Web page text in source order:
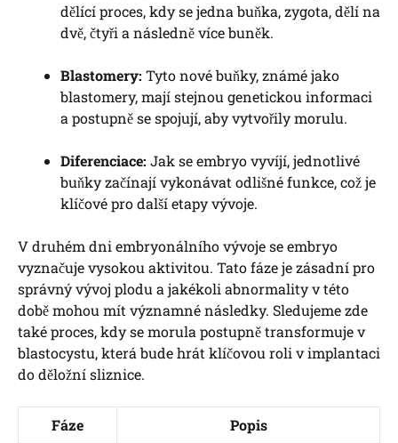
dělící proces, kdy se jedna buňka, zygota, dělí na
dvě, čtyři a následně více buněk.
Blastomery: Tyto nové buňky, známé jako
blastomery, mají stejnou genetickou informaci
a postupně se spojují, aby vytvořily morulu.
Diferenciace: Jak se embryo vyvíjí, jednotlivé
buňky začínají vykonávat odlišné funkce, což je
klíčové pro další etapy vývoje.
V druhém dni embryonálního vývoje se embryo
vyznačuje vysokou aktivitou. Tato fáze je zásadní pro
správný vývoj plodu a jakékoli abnormality v této
době mohou mít významné následky. Sledujeme zde
také proces, kdy se morula postupně transformuje v
blastocystu, která bude hrát klíčovou roli v implantaci
do děložní sliznice.
Fáze Popis